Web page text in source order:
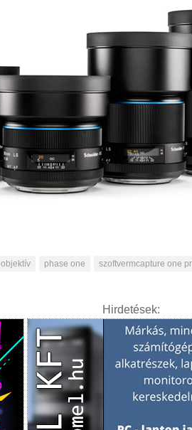
objektív phase one szoftvermcapture one
Hirdetések: